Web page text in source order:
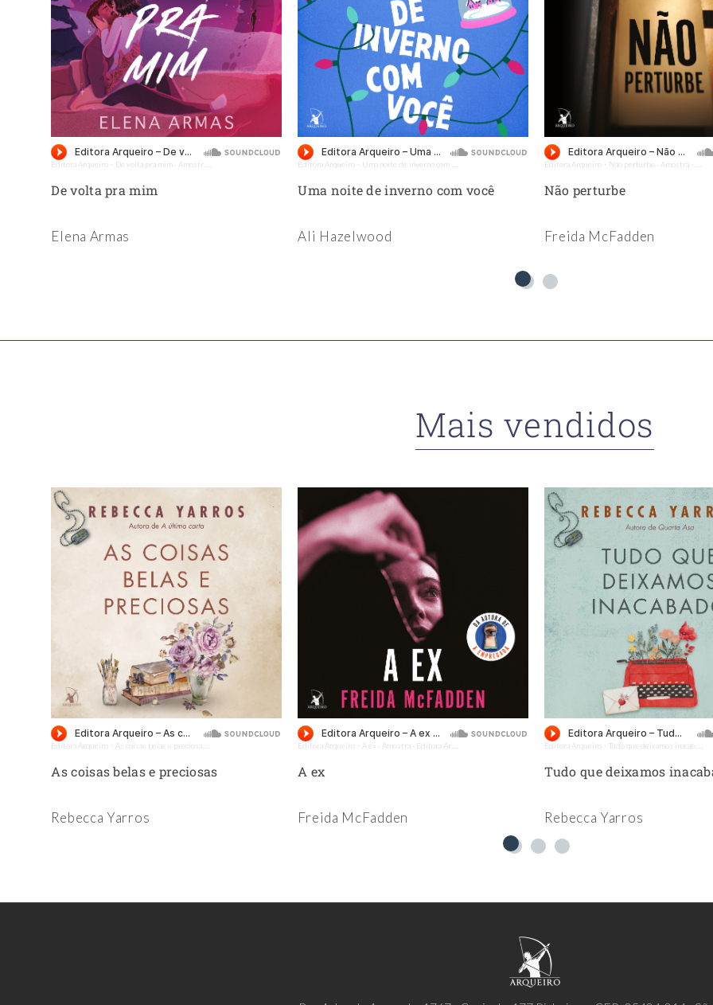
Editora Arqueiro · De volta pra mim - Amostra - Editora Arqueiro (Audiolivro)
De volta pra mim
Elena Armas
Editora Arqueiro · Uma noite de inverno com você - Amostra - Editora Arqueiro (Audiolivro)
Uma noite de inverno com você
Ali Hazelwood
Editora Arqueiro · Não perturbe - Amostra - Editora Arqueiro (Audiolivro)
Não perturbe
Freida McFadden
Mais vendidos
Editora Arqueiro · As coisas belas e preciosas - Amostra - Editora Arqueiro (Audiolivro)
As coisas belas e preciosas
Rebecca Yarros
Editora Arqueiro · A ex - Amostra - Editora Arqueiro (Audiolivro)
A ex
Freida McFadden
Editora Arqueiro · Tudo que deixamos inacabado - Amostra - Editora Arqueiro (Audiolivro)
Tudo que deixamos
Rebecca Yarros